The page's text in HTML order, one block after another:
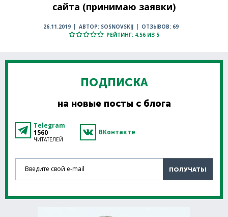
сайта (принимаю заявки)
26.11.2019 АВТОР: SOSNOVSKIJ
ОТЗЫВОВ: 69
РЕЙТИНГ: 4.56 ИЗ 5
ПОДПИСКА
на новые посты с блога
Telegram
1560
ЧИТАТЕЛЕЙ
ВКонтакте
Введите свой e-mail
ПОЛУЧАТЬ!